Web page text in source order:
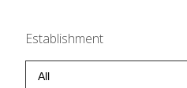
Establishment